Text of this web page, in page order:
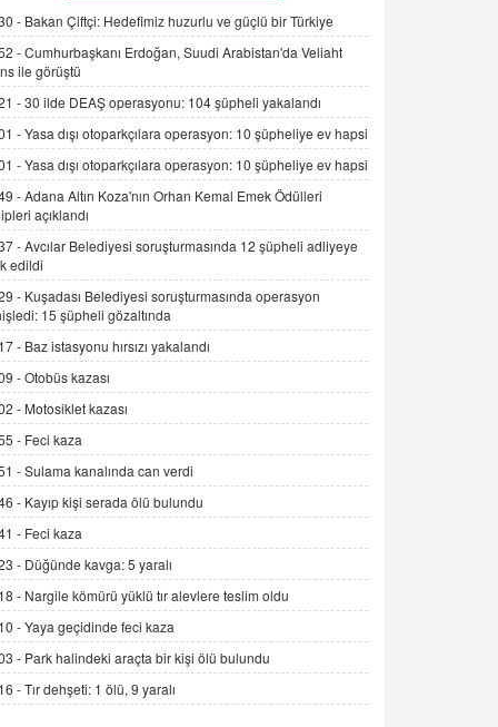
AV. DOĞAN CAN DOĞAN
Kişisel verilerin korunması ve dijital
hukukun gelişimi
15.09.2025 16:17
SEHER EREK
Kış Ayları Geldi, Hangi Önlemler
Alınmalı?
9.12.2025 10:11
İNCİ GÜL AKÖL
Trump Keşke Adana'yı da Ziyaret Etse...
06.07.2026 13:00
ADEM AKÖL
Esed Destekçilerinin Yüzüne Vurulan
Şamar: Sednaya
11.12.2024 12:30
DR. EKREM ASLAN
Gerçek Ne, Algı Ne? "Beraber
Yürüyoruz" Cümlesinin Peşinden
19.07.2025 12:45
GÖNÜL MENEKŞE
Şifacının Yolu
04.11.2025 12:56
- Bakan Çiftçi: Hedefimiz huzurlu ve güçlü bir Türkiye
-Cumhurbaşkanı Erdoğan, Suudi Arabistan'da Veliaht
ile görüştü
-30 ilde DEAŞ operasyonu: 104 şüpheli yakalandı
-Yasa dışı otoparkçılara operasyon: 10 şüpheliye ev hapsi
-Yasa dışı otoparkçılara operasyon: 10 şüpheliye ev hapsi
-Adana Altın Koza'nın Orhan Kemal Emek Ödülleri
açıklandı
-Avcılar Belediyesi soruşturmasında 12 şüpheli adliyeye
edildi
- Kuşadası Belediyesi soruşturmasında operasyon
15 şüpheli gözaltında
- Baz istasyonu hırsızı yakalandı
-Otobüs kazası
- Motosiklet kazası
- Feci kaza
-Sulama kanalında can verdi
- Kayıp kişi serada ölü bulundu
- Feci kaza
- Düğünde kavga: 5 yaralı
- Nargile kömürü yüklü tır alevlere teslim oldu
-Yaya geçidinde feci kaza
- Park halindeki araçta bir kişi ölü bulundu
-Tır dehşeti: 1 ölü, 9 yaralı